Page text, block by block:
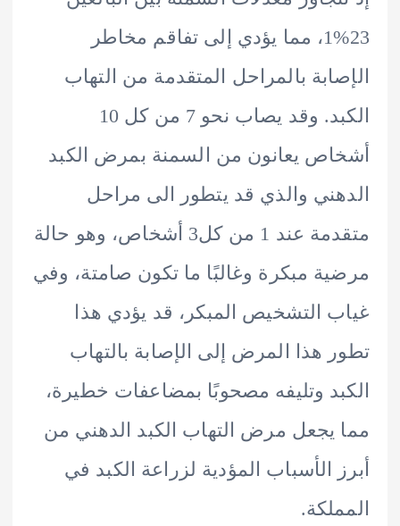
23%1، مما يؤدي إلى تفاقم مخاطر
بالمراحل المتقدمة من التهاب
الكبد. وقد يصاب نحو 7 من كل 10
يعانون من السمنة بمرض الكبد
والذي قد يتطور الى مراحل
متقدمة عند 1 من كل3 أشخاص، وهو حالة
مبكرة وغالبًا ما تكون صامتة، وفي
التشخيص المبكر، قد يؤدي هذا
هذا المرض إلى الإصابة بالتهاب
وتليفه مصحوبًا بمضاعفات خطيرة،
يجعل مرض التهاب الكبد الدهني من
الأسباب المؤدية لزراعة الكبد في